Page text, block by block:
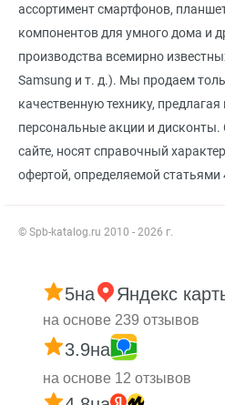
ассортимент смартфонов,
компонентов для умного дома и
производства всемирно
Samsung и т. д.). Мы продаем
качественную технику,
персональные акции и дисконты.
сайте, носят справочный
офертой, определяемой
© Spb-katalog.ru 2010 - 2026 г.
5на Яндекс
на основе 239 отзывов
3.9на
на основе 12 отзывов